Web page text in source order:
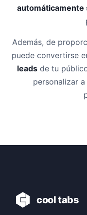
automáticamente
Además, de
puede convertirse
leadsde tu
personalizar
cool tabs